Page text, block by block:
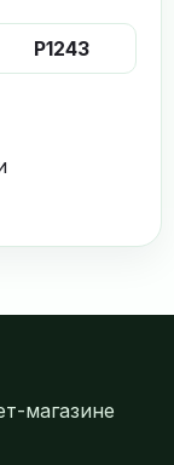
P1243
магазине